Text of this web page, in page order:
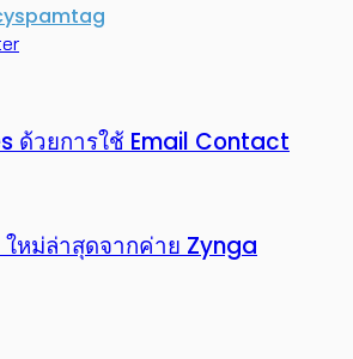
spamtag
ด้วยการใช้ Email Contact
ใหม่ล่าสุดจากค่าย Zynga